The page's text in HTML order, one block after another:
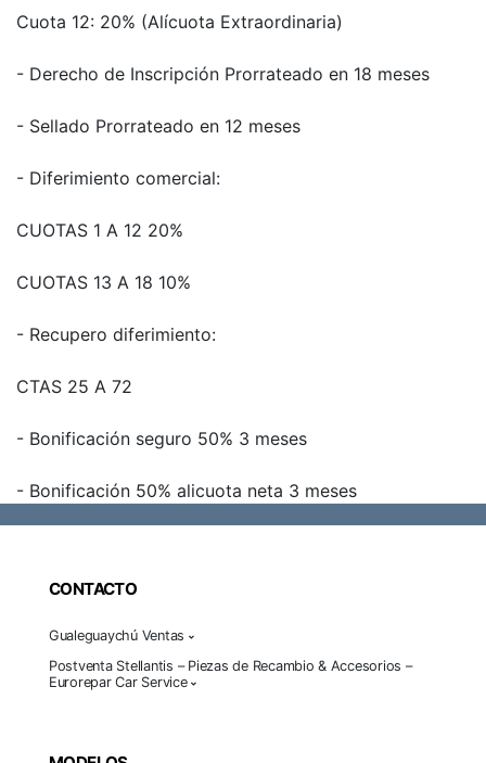
Cuota 12: 20% (Alícuota Extraordinaria)
- Derecho de Inscripción Prorrateado en 18 meses
- Sellado Prorrateado en 12 meses
- Diferimiento comercial:
CUOTAS 1 A 12 20%
CUOTAS 13 A 18 10%
- Recupero diferimiento:
CTAS 25 A 72
- Bonificación seguro 50% 3 meses
- Bonificación 50% alicuota neta 3 meses
CONTACTO
Gualeguaychú Ventas
Postventa Stellantis – Piezas de Recambio & Accesorios –
Eurorepar Car Service